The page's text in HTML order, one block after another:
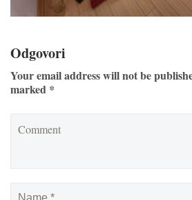
Odgovori
Your email address will not be
marked *